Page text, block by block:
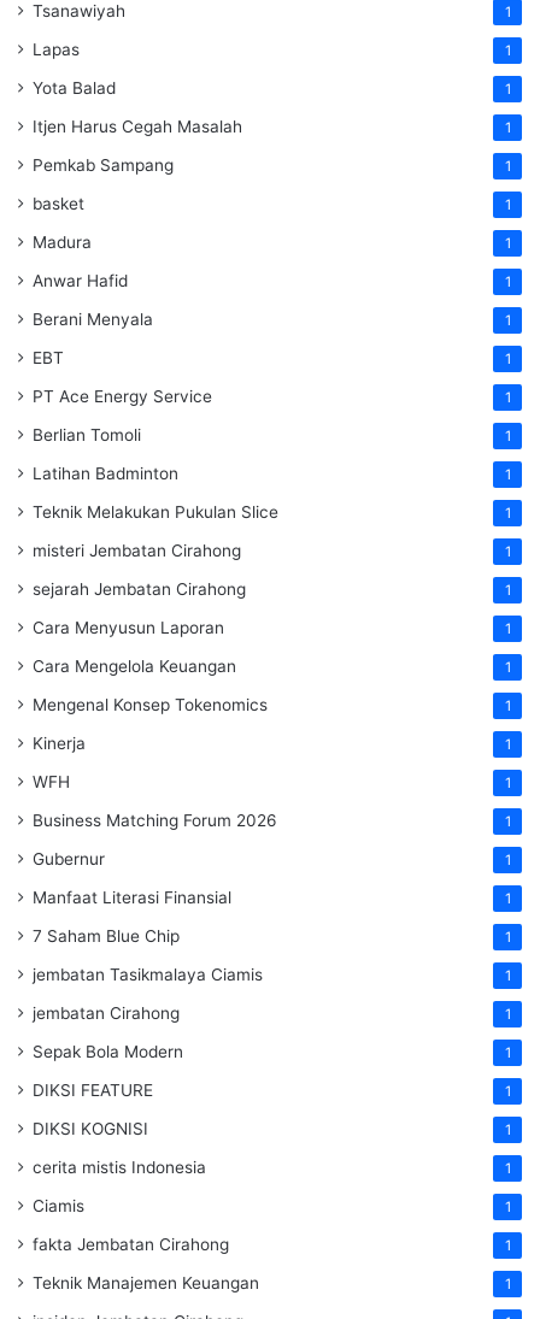
Tsanawiyah 1
Lapas 1
Yota Balad 1
Itjen Harus Cegah Masalah 1
Pemkab Sampang 1
basket 1
Madura 1
Anwar Hafid 1
Berani Menyala 1
EBT 1
PT Ace Energy Service 1
Berlian Tomoli 1
Latihan Badminton 1
Teknik Melakukan Pukulan Slice 1
misteri Jembatan Cirahong 1
sejarah Jembatan Cirahong 1
Cara Menyusun Laporan 1
Cara Mengelola Keuangan 1
Mengenal Konsep Tokenomics 1
Kinerja 1
WFH 1
Business Matching Forum 2026 1
Gubernur 1
Manfaat Literasi Finansial 1
7 Saham Blue Chip 1
jembatan Tasikmalaya Ciamis 1
jembatan Cirahong 1
Sepak Bola Modern 1
DIKSI FEATURE 1
DIKSI KOGNISI 1
cerita mistis Indonesia 1
Ciamis 1
fakta Jembatan Cirahong 1
Teknik Manajemen Keuangan 1